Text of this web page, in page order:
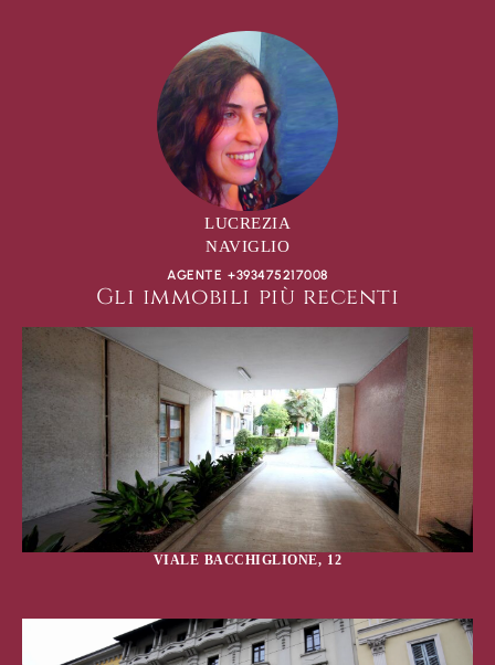
LUCREZIA
NAVIGLIO
AGENTE +393475217008
Gli immobili più recenti
VIALE BACCHIGLIONE, 12